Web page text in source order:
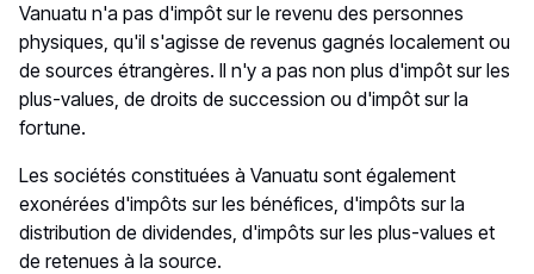
Vanuatu n'a pas d'impôt sur le revenu des personnes
physiques, qu'il s'agisse de revenus gagnés localement ou
de sources étrangères. Il n'y a pas non plus d'impôt sur les
plus-values, de droits de succession ou d'impôt sur la
fortune.
Les sociétés constituées à Vanuatu sont également
exonérées d'impôts sur les bénéfices, d'impôts sur la
distribution de dividendes, d'impôts sur les plus-values et
de retenues à la source.